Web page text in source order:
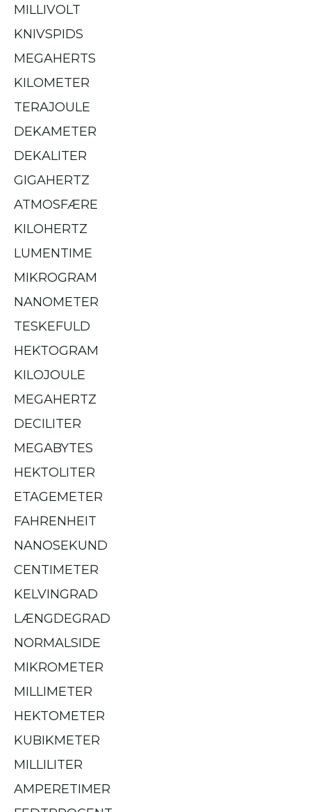
MILLIVOLT
KNIVSPIDS
MEGAHERTS
KILOMETER
TERAJOULE
DEKAMETER
DEKALITER
GIGAHERTZ
ATMOSFÆRE
KILOHERTZ
LUMENTIME
MIKROGRAM
NANOMETER
TESKEFULD
HEKTOGRAM
KILOJOULE
MEGAHERTZ
DECILITER
MEGABYTES
HEKTOLITER
ETAGEMETER
FAHRENHEIT
NANOSEKUND
CENTIMETER
KELVINGRAD
LÆNGDEGRAD
NORMALSIDE
MIKROMETER
MILLIMETER
HEKTOMETER
KUBIKMETER
MILLILITER
AMPERETIMER